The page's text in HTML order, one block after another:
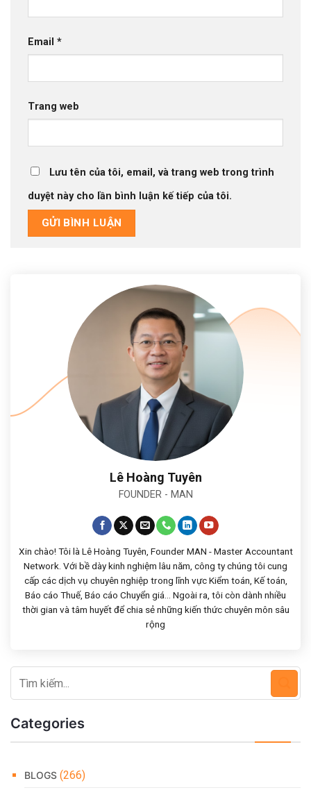
Email *
Trang web
Lưu tên của tôi, email, và trang web trong trình
duyệt này cho lần bình luận kế tiếp của tôi.
Lê Hoàng Tuyên
FOUNDER - MAN
Xin chào! Tôi là Lê Hoàng Tuyên, Founder MAN - Master Accountant
Network. Với bề dày kinh nghiệm lâu năm, công ty chúng tôi cung
cấp các dịch vụ chuyên nghiệp trong lĩnh vực Kiểm toán, Kế toán,
Báo cáo Thuế, Báo cáo Chuyển giá... Ngoài ra, tôi còn dành nhiều
thời gian và tâm huyết để chia sẻ những kiến thức chuyên môn sâu
rộng
Categories
BLOGS (266)